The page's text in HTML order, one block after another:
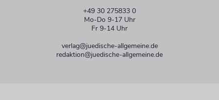
+49 30 275833 0
Mo-Do 9-17 Uhr
Fr 9-14 Uhr
verlag@juedische-allgemeine.de
redaktion@juedische-allgemeine.de